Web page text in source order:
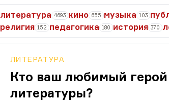
литература 4693 кино 655 музыка 103
религия 152 педагогика 180 история 370
ЛИТЕРАТУРА
Кто ваш любимый герой
литературы?